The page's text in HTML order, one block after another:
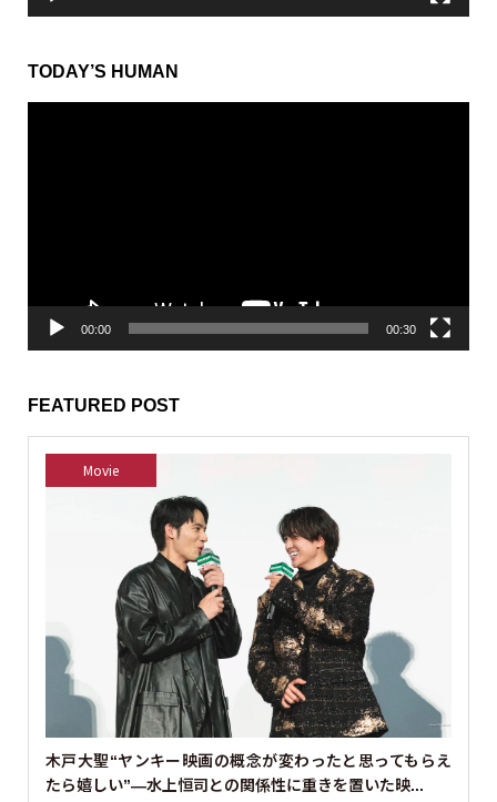
TODAY’S HUMAN
00:00 00:30
FEATURED POST
Movie
木戸大聖“ヤンキー映画の概念が変わったと思ってもらえ
たら嬉しい”—水上恒司との関係性に重きを置いた映...